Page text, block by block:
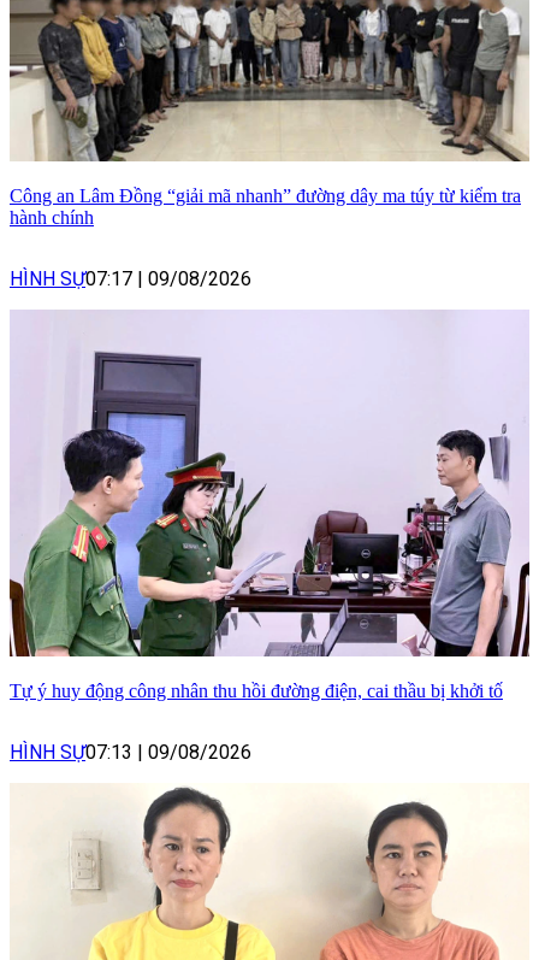
Công an Lâm Đồng “giải mã nhanh” đường dây ma túy từ kiểm tra
hành chính
HÌNH SỰ07:17 | 09/08/2026
Tự ý huy động công nhân thu hồi đường điện, cai thầu bị khởi tố
HÌNH SỰ07:13 | 09/08/2026